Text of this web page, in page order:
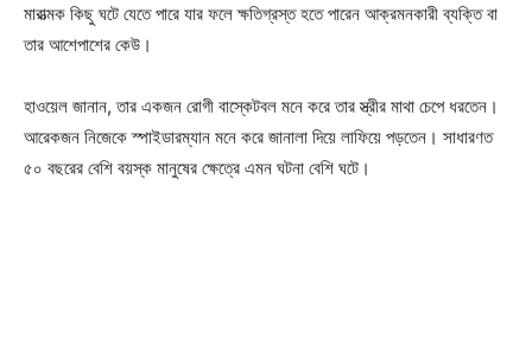
মারাত্মক কিছু ঘটে যেতে পারে যার ফলে ক্ষতিগ্রস্ত হতে পারেন আক্রমনকারী ব্যক্তি বা
তার আশেপাশের কেউ।
হাওয়েল জানান, তার একজন রোগী বাস্কেটবল মনে করে তার স্ত্রীর মাথা চেপে ধরতেন।
আরেকজন নিজেকে স্পাইডারম্যান মনে করে জানালা দিয়ে লাফিয়ে পড়তেন। সাধারণত
৫০ বছরের বেশি বয়স্ক মানুষের ক্ষেত্রে এমন ঘটনা বেশি ঘটে।